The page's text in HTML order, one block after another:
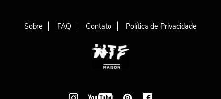
Sobre FAQ Contato Política de Privacidade